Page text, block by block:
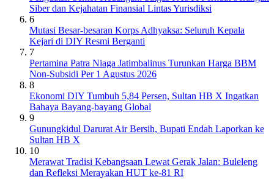
Siber dan Kejahatan Finansial Lintas Yurisdiksi
6
Mutasi Besar-besaran Korps Adhyaksa: Seluruh Kepala
Kejari di DIY Resmi Berganti
7
Pertamina Patra Niaga Jatimbalinus Turunkan Harga BBM
Non-Subsidi Per 1 Agustus 2026
8
Ekonomi DIY Tumbuh 5,84 Persen, Sultan HB X Ingatkan
Bahaya Bayang-bayang Global
9
Gunungkidul Darurat Air Bersih, Bupati Endah Laporkan ke
Sultan HB X
10
Merawat Tradisi Kebangsaan Lewat Gerak Jalan: Buleleng
dan Refleksi Merayakan HUT ke-81 RI